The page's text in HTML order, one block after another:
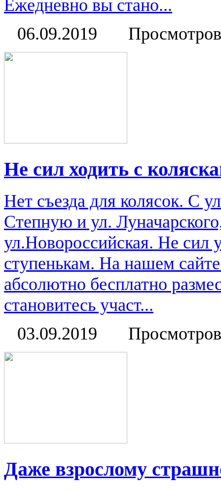
Ежедневно вы стано...
06.09.2019
Не сил ходить с
Нет съезда для колясок. С
Степную и ул.
ул.Новороссийская. Не сил
ступенькам. На нашем
абсолютно бесплатно
становитесь участ...
03.09.2019
Даже взрослому